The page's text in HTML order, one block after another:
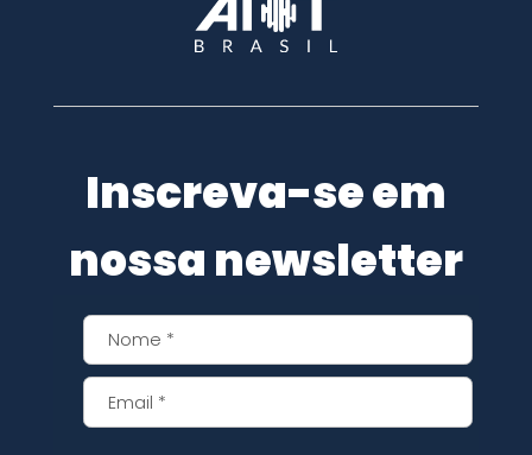
Inscreva-se em
nossa newsletter